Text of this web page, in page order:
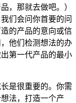
，那就去做吧。）
们会问你首要的问
的产品的意向或信
他们检测想法的办
第一代产品的最小
是很重要的。你需
法，打造一个产